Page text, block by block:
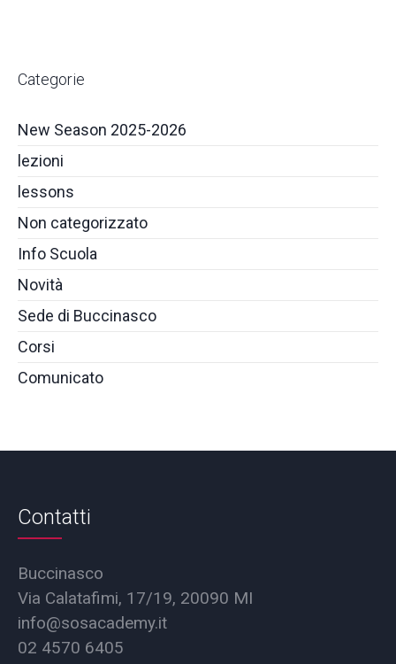
Categorie
New Season 2025-2026
lezioni
lessons
Non categorizzato
Info Scuola
Novità
Sede di Buccinasco
Corsi
Comunicato
Contatti
Buccinasco
Via Calatafimi, 17/19, 20090 MI
info@sosacademy.it
02 4570 6405